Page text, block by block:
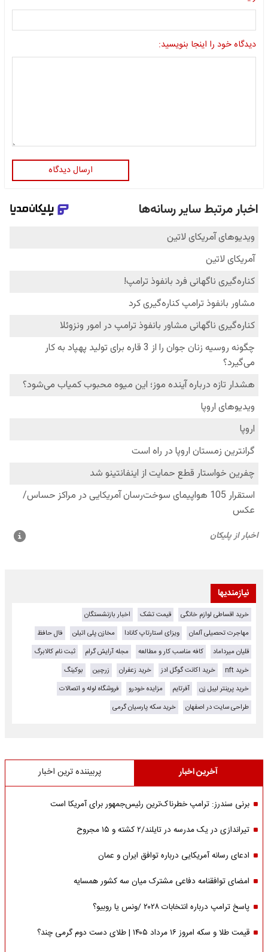
دیدگاه خود را اینجا بنویسید:
ارسال دیدگاه
نیازمندیها
خرید اقساطی لوازم خانگی قیمت تشک
اخبار بازنشستگان
مهاجرت تحصیلی آلمان
ویزای استارتاپ کانادا مخازن پلی اتیلن
فال حافظ
قلیان میرداماد
کافه مناسب کار و مطالعه مجله آرایش گرام
ثبت نام کالابرگ
خرید nft
خرید اکانت گوگل ادز خرید زعفران زرچین
بوکینگ
خرید پرینتر لیبل زن
آفرتایم مزایده خودرو
فروشگاه لوله و اتصالات
طراحی سایت در اصفهان
خرید سکه پارسیان گرمی
آخرین اخبار پربیننده ترین اخبار
برنی سندرز: ترامپ خطرناک‌ترین رئیس‌جمهور برای آمریکا است
تیراندازی در یک مدرسه در تایلند/۲ کشته و ۱۵ مجروح
ادعای رسانه آمریکایی درباره توافق ایران و عمان
امضای توافقنامه دفاعی مشترک میان سه کشور همسایه
پاسخ ترامپ درباره انتخابات ۲۰۲۸ /ونس یا روبیو؟
قیمت طلا و سکه امروز ۱۶ مرداد ۱۴۰۵ | طلای دست دوم گرمی چند؟